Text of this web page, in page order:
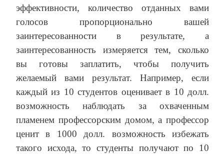
эффективности, количество отданных вами
голосов пропорционально вашей
заинтересованности в результате, а
заинтересованность измеряется тем, сколько
вы готовы заплатить, чтобы получить
желаемый вами результат. Например, если
каждый из 10 студентов оценивает в 10 долл.
возможность наблюдать за охваченным
пламенем профессорским домом, а профессор
ценит в 1000 долл. возможность избежать
такого исхода, то студенты получают по 10